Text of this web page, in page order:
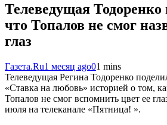
Телеведущая Тодоренко
что Топалов не смог
глаз
Газета.Ru1 месяц ago01 mins
Телеведущая Регина Тодоренко
«Ставка на любовь» историей о том,
Топалов не смог вспомнить цвет ее
июля на телеканале «Пятница! ».